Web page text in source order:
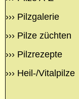
››› Pilzgalerie
››› Pilze züchten
››› Pilzrezepte
››› Heil-/Vitalpilze